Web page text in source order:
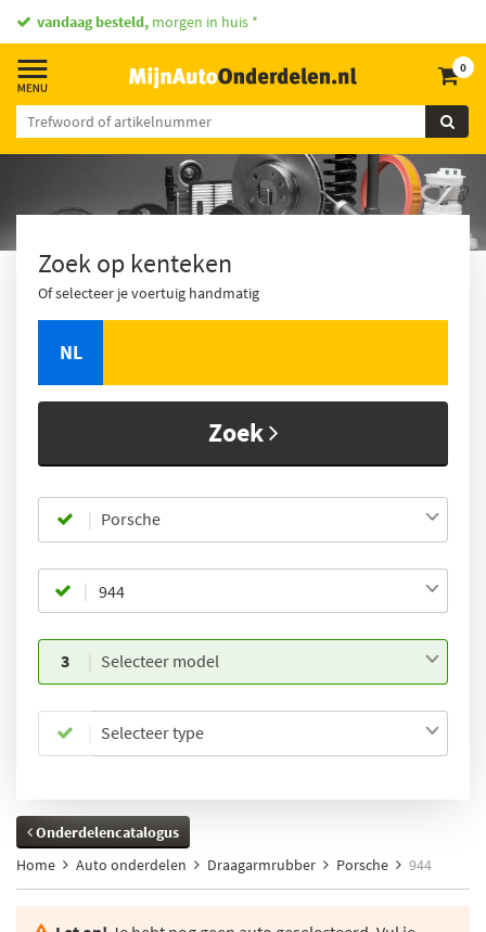
vandaag besteld, morgen in huis *
0
Zoek op kenteken
Of selecteer je voertuig handmatig
NL
Zoek
Porsche
3 Selecteer model
Selecteer type
Onderdelencatalogus
Home
Auto onderdelen Draagarmrubber Porsche 944